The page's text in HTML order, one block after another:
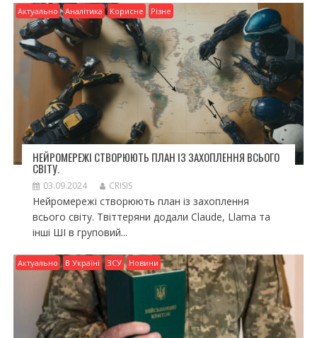
Актуально Аналітика Корисне Різне
НЕЙРОМЕРЕЖІ СТВОРЮЮТЬ ПЛАН ІЗ ЗАХОПЛЕННЯ ВСЬОГО
СВІТУ.
03.09.2024 CRISIS
Нейромережі створюють план із захоплення
всього світу. Твіттеряни додали Claude, Llama та
інші ШІ в груповий...
Актуально В Україні ЗСУ Новини